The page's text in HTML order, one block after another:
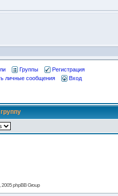
Группы
Регистрация
личные сообщения Вход
phpBB Group